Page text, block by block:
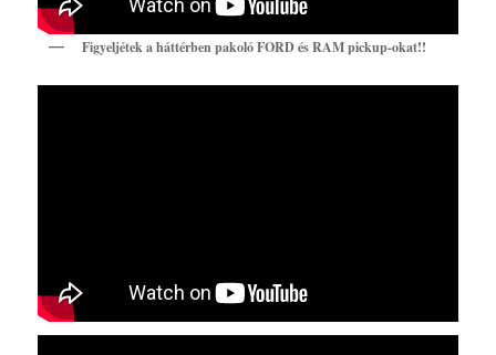
Figyeljétek a háttérben pakoló FORD és RAM pickup-okat!!